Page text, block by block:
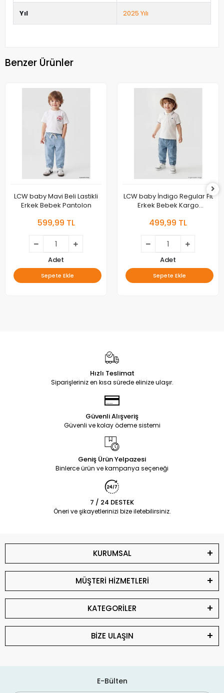
Yıl 2025 Yılı
Benzer Ürünler
LCW baby Mavi Beli Lastikli
Erkek Bebek Pantolon
599,99 TL
Adet
Sepete Ekle
LCW baby İndigo Regular Fit
Erkek Bebek Kargo
499,99 TL
Adet
Sepete Ekle
Hızlı Teslimat
Siparişleriniz en kısa sürede elinize ulaşır.
Güvenli Alışveriş
Güvenli ve kolay ödeme sistemi
Geniş Ürün Yelpazesi
Binlerce ürün ve kampanya seçeneği
7 / 24 DESTEK
Öneri ve şikayetlerinizi bize iletebilirsiniz.
KURUMSAL
MÜŞTERİ HİZMETLERİ
KATEGORİLER
BİZE ULAŞIN
E-Bülten